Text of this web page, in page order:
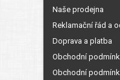
Naše prodejna
Reklamační řád a
Doprava a platba
Obchodní
Obchodní